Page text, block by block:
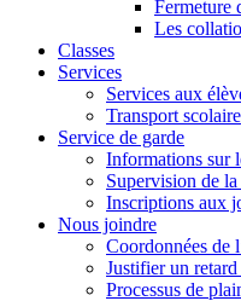
Fermeture
Les
Classes
Services
Services aux
Transport scolaire
Service de garde
Informations sur
Supervision de
Inscriptions aux
Nous joindre
Coordonnées de
Justifier un
Processus de